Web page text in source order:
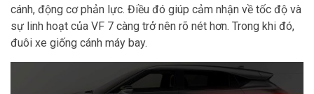
cánh, động cơ phản lực. Điều đó giúp cảm nhận về tốc độ và
sự linh hoạt của VF 7 càng trở nên rõ nét hơn. Trong khi đó,
đuôi xe giống cánh máy bay.